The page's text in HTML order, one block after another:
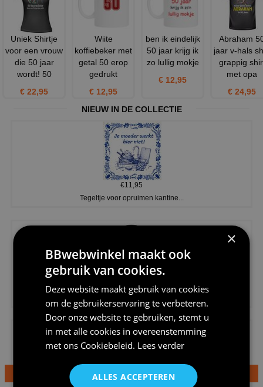
Uniek Shirtje
voor een vrouw
die 50 jaar
wordt! 50
€ 22,95
Wiite
koffiebeker met
getal 50 erop
gedrukt
€ 12,95
ben ik eindelijk
50 jaar krijg ik
zo lullig mokje
€ 12,95
Abraham
jaar v-hals
grappig
met opa
€ 24,95
NIEUW IN DE COLLECTIE
€11,95
Tegeltje voor opruimen kantine...
€20,95
Shirtje de koek is nog niet op...
×
BBwebwinkel maakt ook
gebruik van cookies.
Deze website maakt gebruik van cookies
om de gebruikerservaring te verbeteren.
Door onze website te gebruiken, stemt u
in met alle cookies in overeenstemming
met ons Cookiebeleid. Lees verder
ALLES ACCEPTEREN